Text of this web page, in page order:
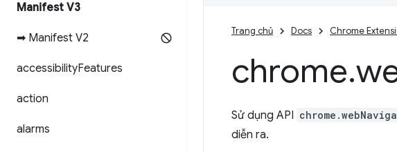
Manifest V3
➡ Manifest V2
accessibilityFeatures
action
alarms
Trang chủ Docs Chrome
chrome.
Sử dụng API
diễn ra.